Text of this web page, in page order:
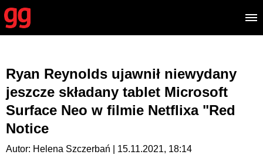
Ryan Reynolds ujawnił niewydany
jeszcze składany tablet Microsoft
Surface Neo w filmie Netflixa "Red
Notice
Autor: Helena Szczerbań | 15.11.2021, 18:14